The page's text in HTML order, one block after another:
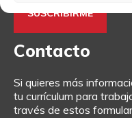
Contacto
Si quieres más
tu currículum para
través de estos